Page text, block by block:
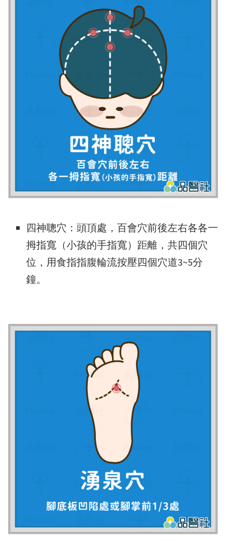
四神聰穴：頭頂處，百會穴前後左右各各一
拇指寬（小孩的手指寬）距離，共四個穴
位，用食指指腹輪流按壓四個穴道3~5分
鐘。